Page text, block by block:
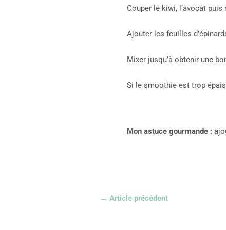
Couper le kiwi, l’avocat
Ajouter les feuilles
Mixer jusqu’à obtenir une
Si le smoothie est trop
Mon astuce gourmande :
← Article précédent